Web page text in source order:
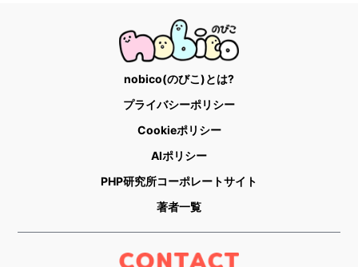
nobico(のびこ)とは?
プライバシーポリシー
Cookieポリシー
AIポリシー
PHP研究所コーポレートサイト
著者一覧